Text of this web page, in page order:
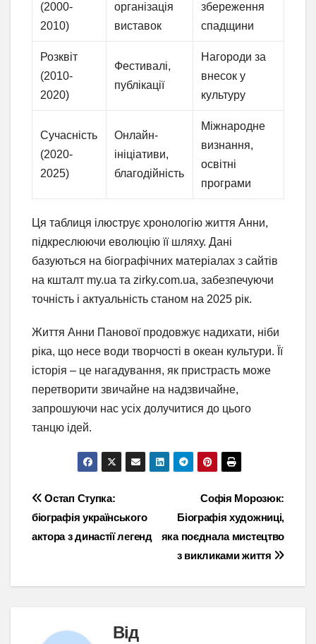
(2000-
2010)
організація
виставок
збереження
спадщини
Розквіт
(2010-
2020)
Фестивалі,
публікації
Нагороди за
внесок у
культуру
Сучасність
(2020-
2025)
Онлайн-
ініціативи,
благодійність
Міжнародне
визнання,
освітні
програми
Ця таблиця ілюструє хронологію життя Анни,
підкреслюючи еволюцію її шляху. Дані
базуються на біографічних матеріалах з сайтів
на кшталт my.ua та zirky.com.ua, забезпечуючи
точність і актуальність станом на 2025 рік.
Життя Анни Панової продовжує надихати, ніби
ріка, що несе води творчості в океан культури. Її
історія – це нагадування, як пристрасть може
перетворити звичайне на надзвичайне,
запрошуючи нас усіх долучитися до цього
танцю ідей.
Навігація
записів
Софія Морозюк:
Біографія художниці,
яка поєднала мистецтво
з викликами життя
Остап Ступка:
біографія українського
актора з династії легенд
Від